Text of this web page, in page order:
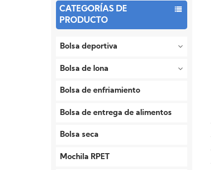
CATEGORÍAS DE
PRODUCTO
Bolsa deportiva
Bolsa de lona
Bolsa de enfriamiento
Bolsa de entrega de alimentos
Bolsa seca
Mochila RPET